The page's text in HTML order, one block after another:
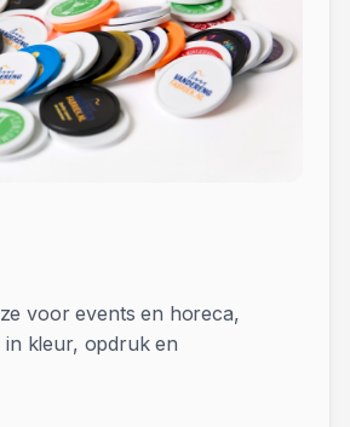
voor events en horeca,
in kleur, opdruk en